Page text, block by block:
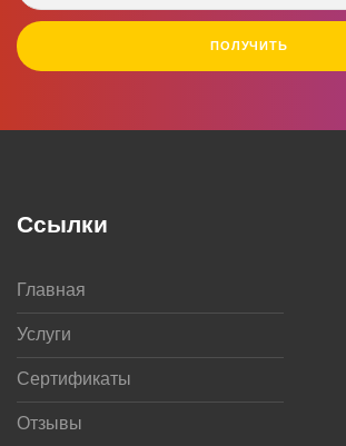
ПОЛУЧИТЬ
Ссылки
Главная
Услуги
Сертификаты
Отзывы